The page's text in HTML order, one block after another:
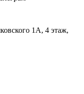
1А, 4 этаж,